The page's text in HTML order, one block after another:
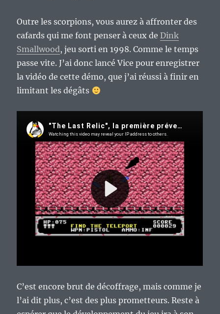
Outre les scorpions, vous aurez à affronter des
cafards qui me font penser à ceux deDink
Smallwood, jeu sorti en 1998. Comme le temps
passe vite. J’ai donc lancé Vice pour enregistrer
la vidéo de cette démo, que j’ai réussi à finir en
limitant les dégâts
C’est encore brut de décoffrage, mais comme je
l’ai dit plus, c’est des plus prometteurs. Reste à